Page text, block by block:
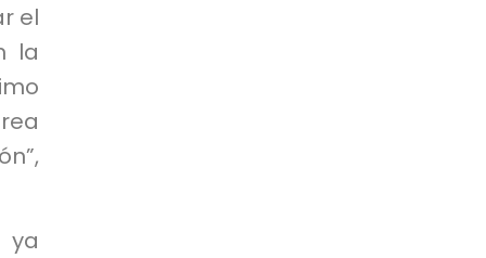
el
la
ya